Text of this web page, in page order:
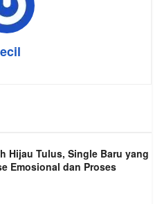
Hijau Tulus, Single Baru yang
Emosional dan Proses